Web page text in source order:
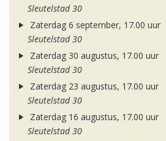
Sleutelstad 30
Zaterdag 6 september, 17.00 uur
Sleutelstad 30
Zaterdag 30 augustus, 17.00 uur
Sleutelstad 30
Zaterdag 23 augustus, 17.00 uur
Sleutelstad 30
Zaterdag 16 augustus, 17.00 uur
Sleutelstad 30